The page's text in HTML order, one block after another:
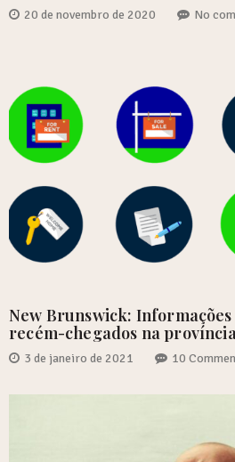
20 de novembro de 2020 No
New Brunswick:
recém-chegados na
3 de janeiro de 2021 10